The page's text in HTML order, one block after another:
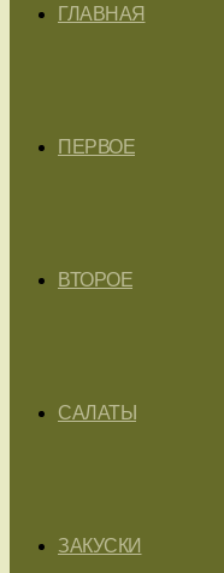
ГЛАВНАЯ
ПЕРВОЕ
ВТОРОЕ
САЛАТЫ
ЗАКУСКИ